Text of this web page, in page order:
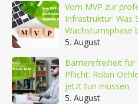
Vom MVP zur
Infrastruktur: Was
Wachstumsphase
5. August
Barrierefreiheit für
Pflicht: Robin
jetzt tun müssen
5. August